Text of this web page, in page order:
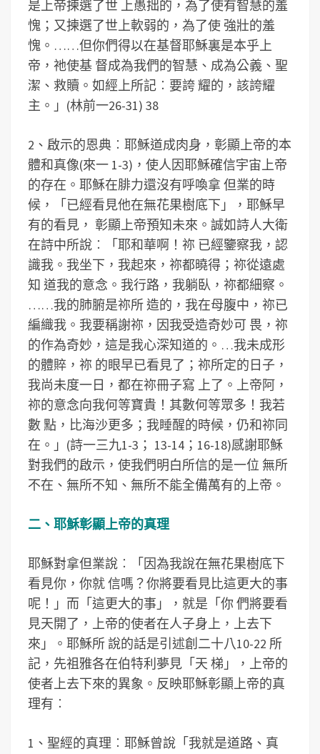
是上帝揀選了世 上愚拙的，為了使有智慧的羞
愧；又揀選了世上軟弱的，為了使 強壯的羞
愧。……但你們得以在基督耶穌裏是本乎上
帝，祂使基 督成為我們的智慧、成為公義、聖
潔、救贖。如經上所記︰要誇 耀的，該誇耀
主。」(林前一26-31) 38
2、啟示的恩典︰耶穌道成肉身，彰顯上帝的本
體和真像(來一 1-3)，使人因耶穌確信宇宙上帝
的存在。耶穌在腓力還沒有呼喚拿 但業的時
候，「已經看見他在無花果樹底下」，耶穌早
有的看見， 彰顯上帝預知未來。誠如詩人大衛
在詩中所說︰「耶和華啊！祢 已經鑒察我，認
識我。我坐下，我起來，祢都曉得；祢從遠處
知 道我的意念。我行路，我躺臥，祢都細察。
……我的肺腑是祢所 造的，我在母腹中，祢已
編織我。我要稱謝祢，因我受造奇妙可 畏，祢
的作為奇妙，這是我心深知道的。…我未成形
的體賥，祢 的眼早已看見了；祢所定的日子，
我尚未度一日，都在祢冊子寫 上了。上帝阿，
祢的意念向我何等寶貴！其數何等眾多！我若
數 點，比海沙更多；我睡醒的時候，仍和祢同
在。」(詩一三九1-3； 13-14；16-18)感謝耶穌
對我們的啟示，使我們明白所信的是一位 無所
不在、無所不知、無所不能全備萬有的上帝。
二、耶穌彰顯上帝的真理
耶穌對拿但業說︰「因為我說在無花果樹底下
看見你，你就 信嗎？你將要看見比這更大的事
呢！」而「這更大的事」，就是「你 們將要看
見天開了，上帝的使者在人子身上，上去下
來」。耶穌所 說的話是引述創二十八10-22 所
記，先祖雅各在伯特利夢見「天 梯」，上帝的
使者上去下來的異象。反映耶穌彰顯上帝的真
理有︰
1、聖經的真理︰耶穌曾說「我就是道路、真